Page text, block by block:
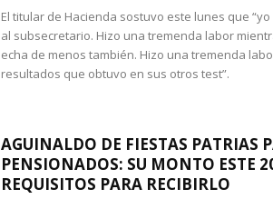
El titular de Hacienda sostuvo este lunes que
al subsecretario. Hizo una tremenda labor
echa de menos también. Hizo una tremenda
resultados que obtuvo en sus otros test”.
AGUINALDO DE FIESTAS PATRIAS
PENSIONADOS: SU MONTO ESTE
REQUISITOS PARA RECIBIRLO